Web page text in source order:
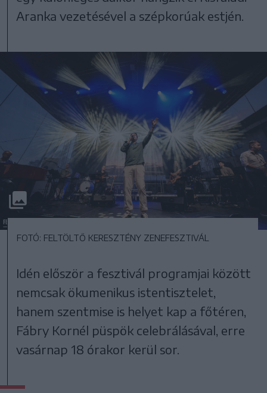
Aranka vezetésével a szépkorúak estjén.
FOTÓ: FELTÖLTŐ KERESZTÉNY ZENEFESZTIVÁL
Idén először a fesztivál programjai között
nemcsak ökumenikus istentisztelet,
hanem szentmise is helyet kap a főtéren,
Fábry Kornél püspök celebrálásával, erre
vasárnap 18 órakor kerül sor.